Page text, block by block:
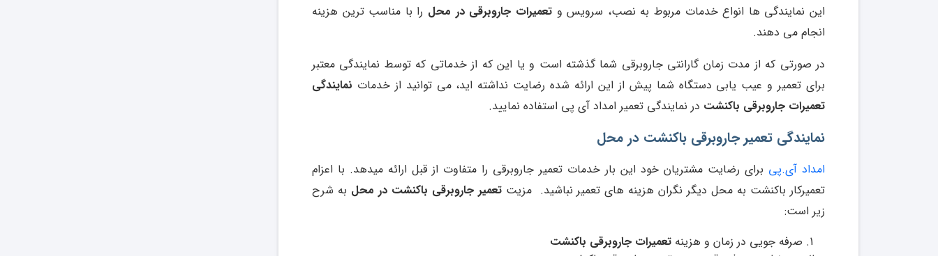
این نمایندگی ها انواع خدمات مربوط به نصب، سرویس وتعمیرات جاروبرقی در محل را با مناسب ترین هزینه
انجام می دهند.
در صورتی که از مدت زمان گارانتی جاروبرقی شما گذشته است و یا این که از خدماتی که توسط نمایندگی معتبر
برای تعمیر و عیب یابی دستگاه شما پیش از این ارائه شده رضایت نداشته اید، می توانید از خدمات نمایندگی
تعمیرات جاروبرقی باکنشت در نمایندگی تعمیر امداد آی پی استفاده نمایید.
نمایندگی تعمیر جاروبرقی باکنشت در محل
امداد آی.پی برای رضایت مشتریان خود این بار خدمات تعمیر جاروبرقی را متفاوت از قبل ارائه میدهد. با اعزام
تعمیرکار باکنشت به محل دیگر نگران هزینه های تعمیر نباشید. مزیتتعمیر جاروبرقی باکنشت در محل به شرح
زیر است:
صرفه جویی در زمان و هزینه تعمیرات جاروبرقی باکنشت